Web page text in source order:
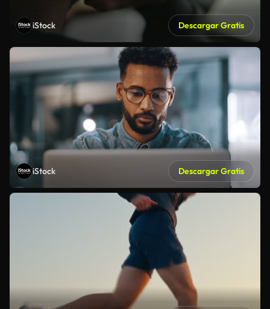
iStock Descargar Gratis
iStock Descargar Gratis